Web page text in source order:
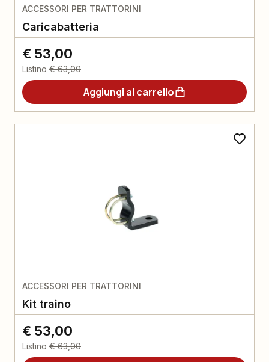
ACCESSORI PER TRATTORINI
Caricabatteria
€ 53,00
Listino € 63,00
Aggiungi al carrello
ACCESSORI PER TRATTORINI
Kit traino
€ 53,00
Listino € 63,00